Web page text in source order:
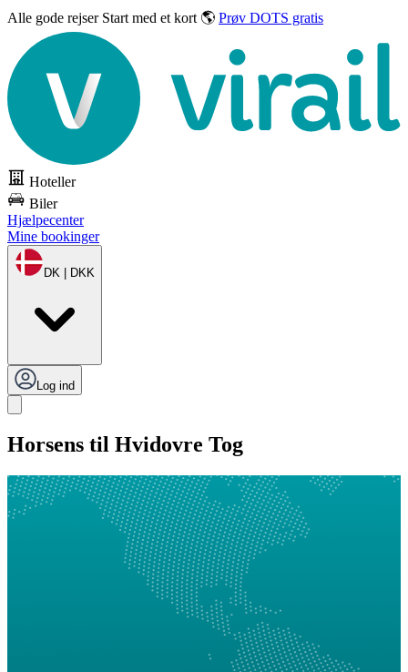
Alle gode rejser Start med et kort 🌎 Prøv DOTS gratis
Hoteller
Biler
Hjælpecenter
Mine bookinger
DK | DKK
Log ind
Horsens til Hvidovre Tog